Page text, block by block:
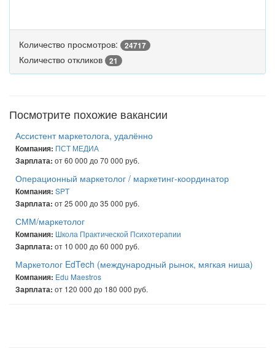
Количество просмотров: 24717
Количество откликов 21
Посмотрите похожие вакансии
Ассистент маркетолога, удалённо
Компания: ПСТ МЕДИА
Зарплата: от 60 000 до 70 000 руб.
Операционный маркетолог / маркетинг-координатор
Компания: SPT
Зарплата: от 25 000 до 35 000 руб.
СММ/маркетолог
Компания: Школа Практической Психотерапии
Зарплата: от 10 000 до 60 000 руб.
Маркетолог EdTech (международный рынок, мягкая ниша)
Компания: Edu Maestros
Зарплата: от 120 000 до 180 000 руб.